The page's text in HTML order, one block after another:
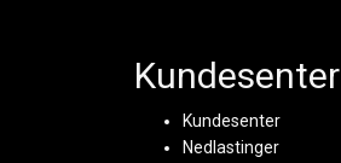
Kundesenter
Kundesenter
Nedlastinger